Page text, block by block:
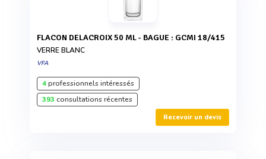
FLACON DELACROIX 50 ML - BAGUE : GCMI 18/415
VERRE BLANC
VFA
4professionnels intéressés
393 consultations récentes
Recevoir un devis